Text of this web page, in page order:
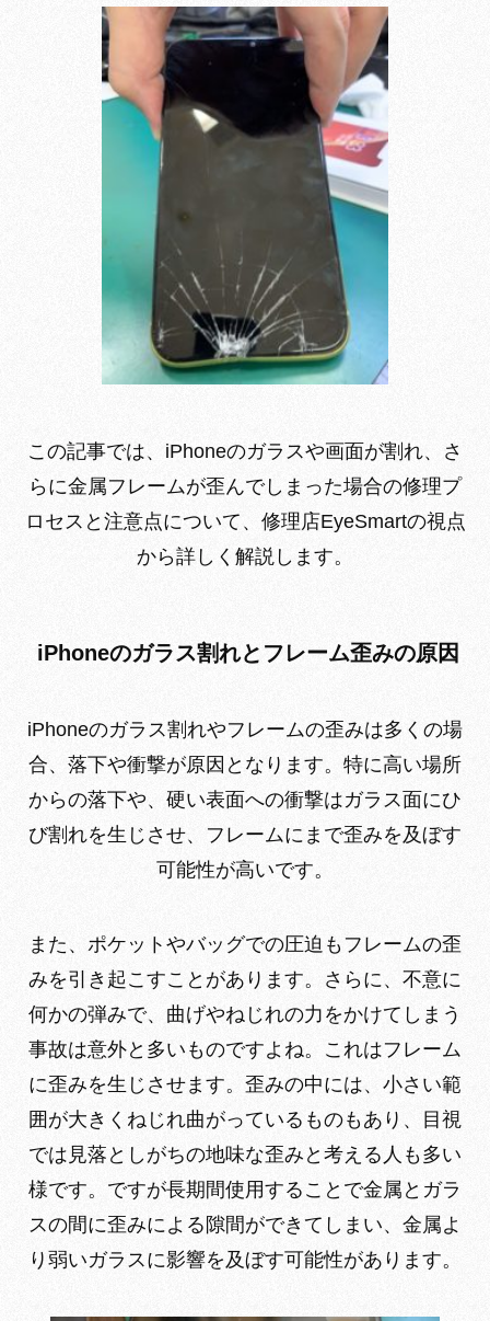
この記事では、iPhoneのガラスや画面が割れ、さ
らに金属フレームが歪んでしまった場合の修理プ
ロセスと注意点について、修理店EyeSmartの視点
から詳しく解説します。
iPhoneのガラス割れとフレーム歪みの原因
iPhoneのガラス割れやフレームの歪みは多くの場
合、落下や衝撃が原因となります。特に高い場所
からの落下や、硬い表面への衝撃はガラス面にひ
び割れを生じさせ、フレームにまで歪みを及ぼす
可能性が高いです。
また、ポケットやバッグでの圧迫もフレームの歪
みを引き起こすことがあります。さらに、不意に
何かの弾みで、曲げやねじれの力をかけてしまう
事故は意外と多いものですよね。これはフレーム
に歪みを生じさせます。歪みの中には、小さい範
囲が大きくねじれ曲がっているものもあり、目視
では見落としがちの地味な歪みと考える人も多い
様です。ですが長期間使用することで金属とガラ
スの間に歪みによる隙間ができてしまい、金属よ
り弱いガラスに影響を及ぼす可能性があります。